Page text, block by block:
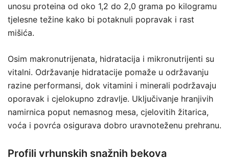
unosu proteina od oko 1,2 do 2,0 grama po kilogramu
tjelesne težine kako bi potaknuli popravak i rast
mišića.
Osim makronutrijenata, hidratacija i mikronutrijenti su
vitalni. Održavanje hidratacije pomaže u održavanju
razine performansi, dok vitamini i minerali podržavaju
oporavak i cjelokupno zdravlje. Uključivanje hranjivih
namirnica poput nemasnog mesa, cjelovitih žitarica,
voća i povrća osigurava dobro uravnoteženu prehranu.
Profili vrhunskih snažnih bekova